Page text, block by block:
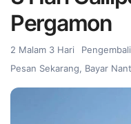
Pergamon
2 Malam 3 Hari
Pesan Sekarang, Bayar